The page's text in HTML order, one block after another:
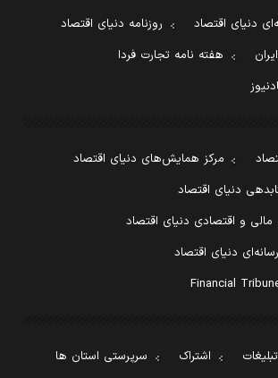
دنیای اقتصاد
روزنامه دنیای اقتصاد
هفته نامه تجارت فردا
مرکز همایش‌های دنیای اقتصاد
دنیای اقتصاد
و اقتصادی دنیای اقتصاد
دنیای اقتصاد
تبلیغات اشتراک سرپرستی استان ها